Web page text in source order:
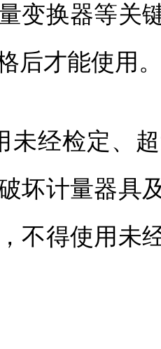
变换器等关
后才能使用
未经检定、
坏计量器具
不得使用未